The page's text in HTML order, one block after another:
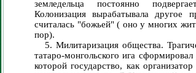
земледельца постоянно
Колонизация вырабатывала другое
считалась "божьей" ( оно у многих
пор).
5. Милитаризация общества.
татаро-монгольского ига
которой государство, как